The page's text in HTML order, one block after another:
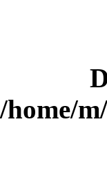
/home/